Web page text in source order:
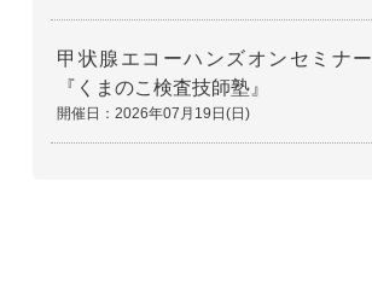
甲状腺エコーハンズオンセミナー
『くまのこ検査技師塾』
開催日：2026年07月19日(日)